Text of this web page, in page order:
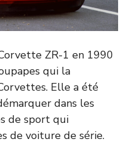
ZR-1 en 1990
qui la
Elle a été
dans les
de sport qui
de voiture de série.